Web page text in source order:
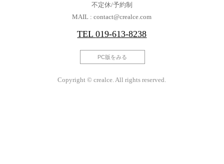
不定休/予約制
MAIL : contact@crealce.com
TEL019-613-8238
PC版をみる
Copyright © crealce. All rights reserved.